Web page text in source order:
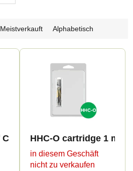
Meistverkauft Alphabetisch
0,5 ml - nur für DE!
HHC-O cartridge 1 ml
in diesem Geschäft
nicht zu verkaufen